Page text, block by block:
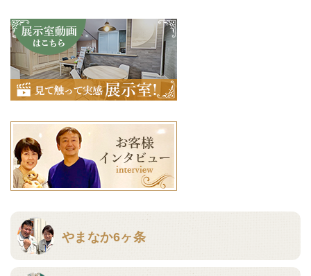
やまなか6ヶ条